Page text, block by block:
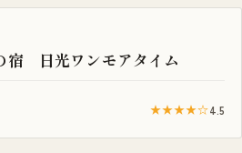
宿 日光ワンモアタイム
★★★★☆4.5